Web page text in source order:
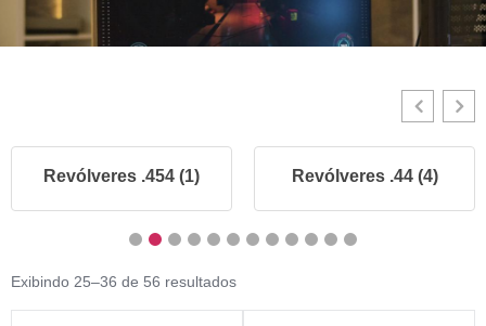
Revólveres .454 (1) Revólveres .44 (4)
Exibindo 25–36 de 56 resultados